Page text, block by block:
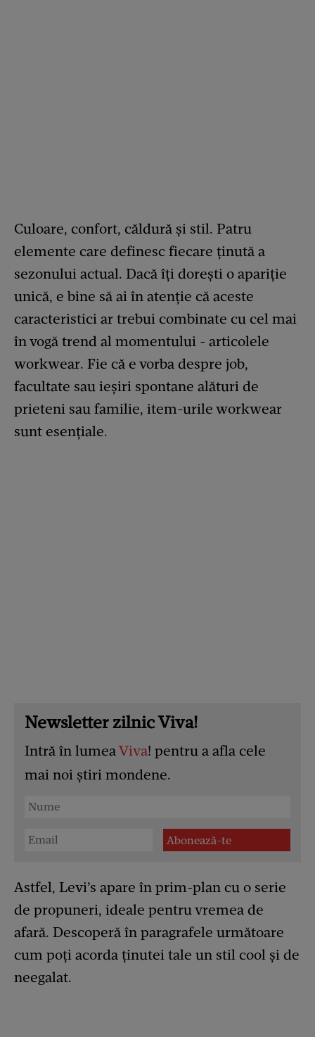
Culoare, confort, căldură și stil. Patru
elemente care definesc fiecare ținută a
sezonului actual. Dacă îți dorești o apariție
unică, e bine să ai în atenție că aceste
caracteristici ar trebui combinate cu cel mai
în vogă trend al momentului - articolele
workwear. Fie că e vorba despre job,
facultate sau ieșiri spontane alături de
prieteni sau familie, item-urile workwear
sunt esențiale.
Newsletter zilnic Viva!
Intră în lumeaViva! pentru a afla cele
mai noi știri mondene.
Astfel, Levi’s apare în prim-plan cu o serie
de propuneri, ideale pentru vremea de
afară. Descoperă în paragrafele următoare
cum poți acorda ținutei tale un stil cool și de
neegalat.